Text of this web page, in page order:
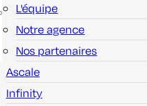
L'équipe
Notre agence
Nos partenaires
Ascale
Infinity